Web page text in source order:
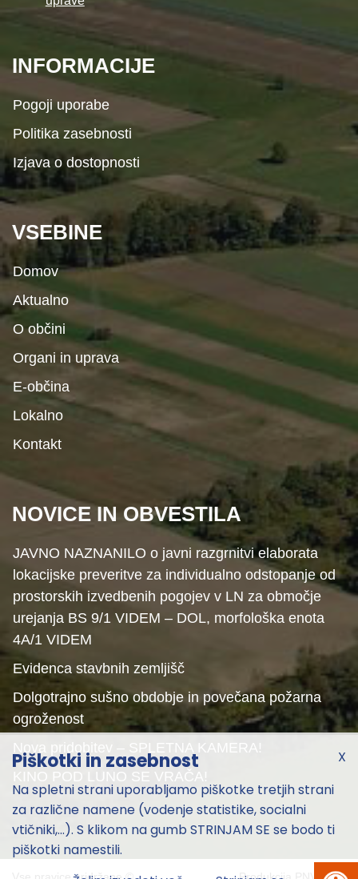
INFORMACIJE
Pogoji uporabe
Politika zasebnosti
Izjava o dostopnosti
VSEBINE
Domov
Aktualno
O občini
Organi in uprava
E-občina
Lokalno
Kontakt
NOVICE IN OBVESTILA
JAVNO NAZNANILO o javni razgrnitvi elaborata
lokacijske preveritve za individualno odstopanje od
prostorskih izvedbenih pogojev v LN za območje
urejanja BS 9/1 VIDEM – DOL, morfološka enota
4A/1 VIDEM
Evidenca stavbnih zemljišč
Dolgotrajno sušno obdobje in povečana požarna
ogroženost
Nova pridobitev – SPLETNA KAMERA!
KINO POD LUNO SE VRAČA!
X
Piškotki in zasebnost
Na spletni strani uporabljamo piškotke tretjih strani
za različne namene (vodenje statistike, socialni
vtičniki,...). S klikom na gumb STRINJAM SE se bodo ti
piškotki namestili.